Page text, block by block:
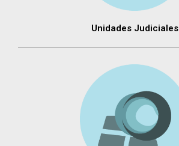
Unidades Judiciales